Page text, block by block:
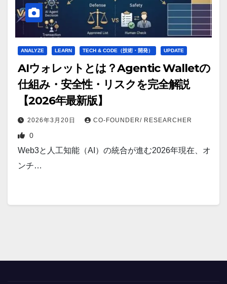
ANALYZE LEARN TECH & CODE（技術・開発） UPDATE
AIウォレットとは？Agentic Walletの
仕組み・安全性・リスクを完全解説
【2026年最新版】
2026年3月20日 CO-FOUNDER/ RESEARCHER
0
Web3と人工知能（AI）の統合が進む2026年現在、オ
ンチ…